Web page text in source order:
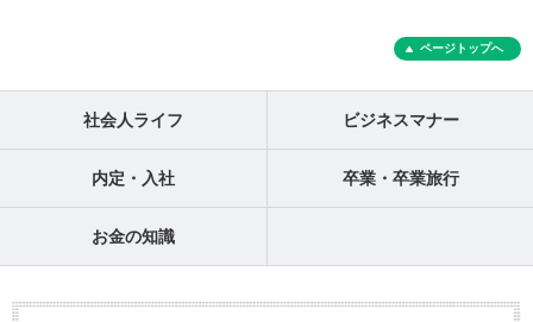
ページトップへ
社会人ライフ ビジネスマナー
内定・入社 卒業・卒業旅行
お金の知識